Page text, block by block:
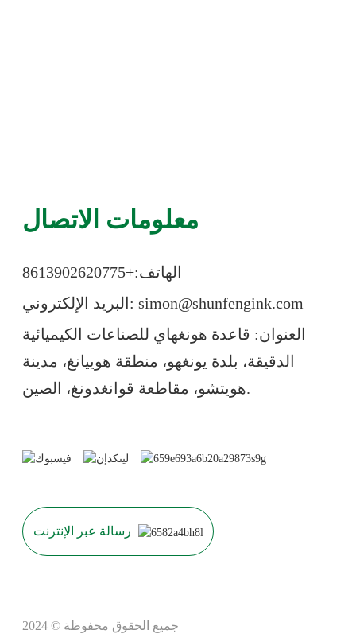
معلومات الاتصال
الهاتف:+8613902620775
البريد الإلكتروني: simon@shunfengink.com
العنوان: قاعدة هونغهاي للصناعات الكيميائية
الدقيقة، بلدة يونغهو، منطقة هوييانغ، مدينة
هويتشو، مقاطعة قوانغدونغ، الصين.
رسالة عبر الإنترنت
جميع الحقوق محفوظة © 2024